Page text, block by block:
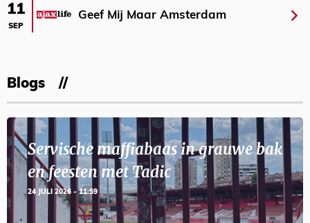
11
SEP
Geef Mij Maar Amsterdam
Blogs
Servische maffiabaas in grauwe bak
en feesten met Tadic
24 JULI 2026 - 11:59